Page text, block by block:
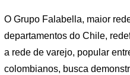
O Grupo Falabella, maior
departamentos do Chile,
a rede de varejo, popular
colombianos, busca